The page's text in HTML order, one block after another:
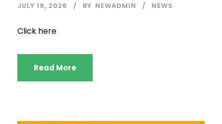
JULY 19, 2026 BY NEWADMIN NEWS
Click here
Read More